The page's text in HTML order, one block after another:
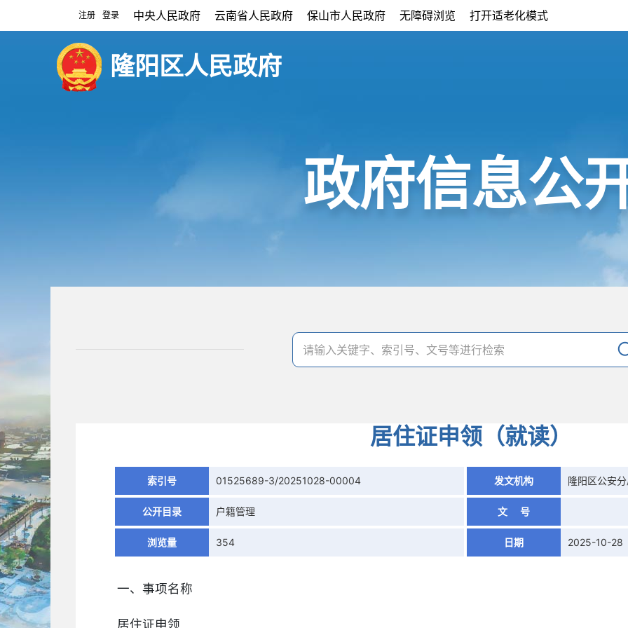
注册 登录 中央人民政府 云南省人民政府 保山市人民政府 无障碍浏览 打开适老化模式
隆阳区人民政府
政府信息公
居住证申领（就读）
索引号 01525689-3/20251028-00004 发文机构 隆阳区公安
公开目录 户籍管理 文 号
浏览量 354 日期 2025-10-28
一、事项名称
居住证申领